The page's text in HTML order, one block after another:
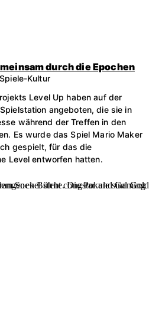
durch die Epochen
Kultur
Level Up haben auf der
angeboten, die sie in
während der Treffen in den
Es wurde das Spiel Mario Maker
gespielt, für das die
Level entworfen hatten.